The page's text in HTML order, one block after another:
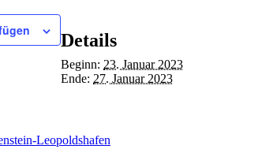
Details
Beginn: 23. Januar 2023
Ende: 27. Januar 2023
Leopoldshafen